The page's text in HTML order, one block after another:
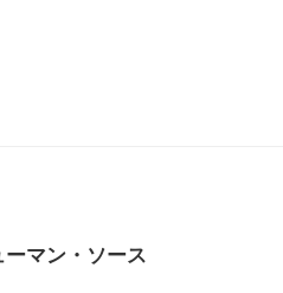
マン・ソース